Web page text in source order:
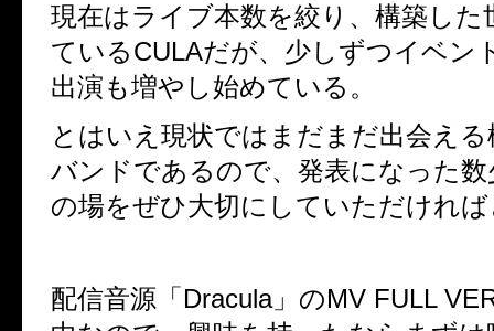
現在はライブ本数を絞り、構築した
ているCULAだが、少しずつイベン
出演も増やし始めている。
とはいえ現状ではまだまだ出会え
バンドであるので、発表になった
の場をぜひ大切にしていただけれ
配信音源「Dracula」のMV FULL